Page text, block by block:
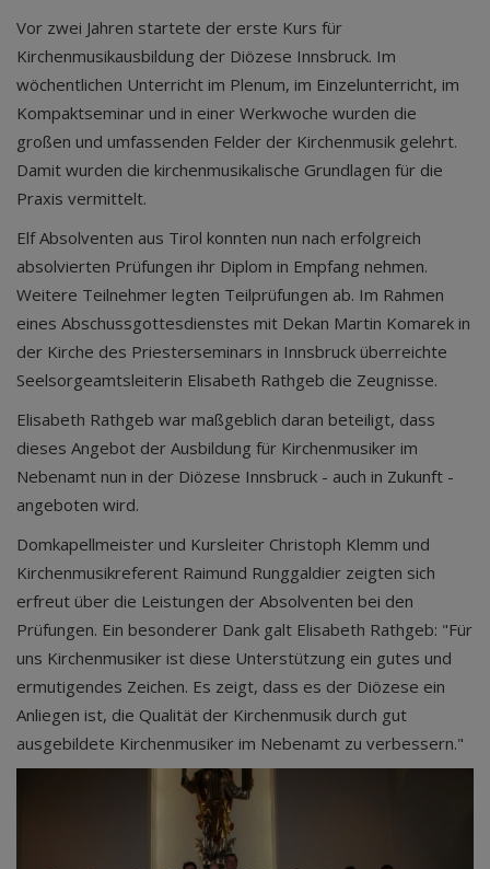
Vor zwei Jahren startete der erste Kurs für
Kirchenmusikausbildung der Diözese Innsbruck. Im
wöchentlichen Unterricht im Plenum, im Einzelunterricht, im
Kompaktseminar und in einer Werkwoche wurden die
großen und umfassenden Felder der Kirchenmusik gelehrt.
Damit wurden die kirchenmusikalische Grundlagen für die
Praxis vermittelt.
Elf Absolventen aus Tirol konnten nun nach erfolgreich
absolvierten Prüfungen ihr Diplom in Empfang nehmen.
Weitere Teilnehmer legten Teilprüfungen ab. Im Rahmen
eines Abschussgottesdienstes mit Dekan Martin Komarek in
der Kirche des Priesterseminars in Innsbruck überreichte
Seelsorgeamtsleiterin Elisabeth Rathgeb die Zeugnisse.
Elisabeth Rathgeb war maßgeblich daran beteiligt, dass
dieses Angebot der Ausbildung für Kirchenmusiker im
Nebenamt nun in der Diözese Innsbruck - auch in Zukunft -
angeboten wird.
Domkapellmeister und Kursleiter Christoph Klemm und
Kirchenmusikreferent Raimund Runggaldier zeigten sich
erfreut über die Leistungen der Absolventen bei den
Prüfungen. Ein besonderer Dank galt Elisabeth Rathgeb: "Für
uns Kirchenmusiker ist diese Unterstützung ein gutes und
ermutigendes Zeichen. Es zeigt, dass es der Diözese ein
Anliegen ist, die Qualität der Kirchenmusik durch gut
ausgebildete Kirchenmusiker im Nebenamt zu verbessern."